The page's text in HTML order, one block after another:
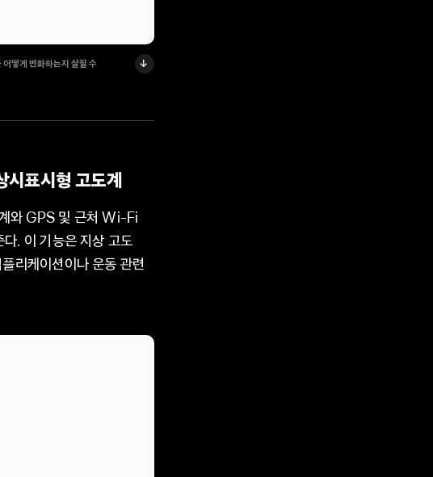
떻게 변화하는지 살필 수
시형 고도계
와 GPS 및 근처 Wi-Fi
. 이 기능은 지상 고도
리케이션이나 운동 관련